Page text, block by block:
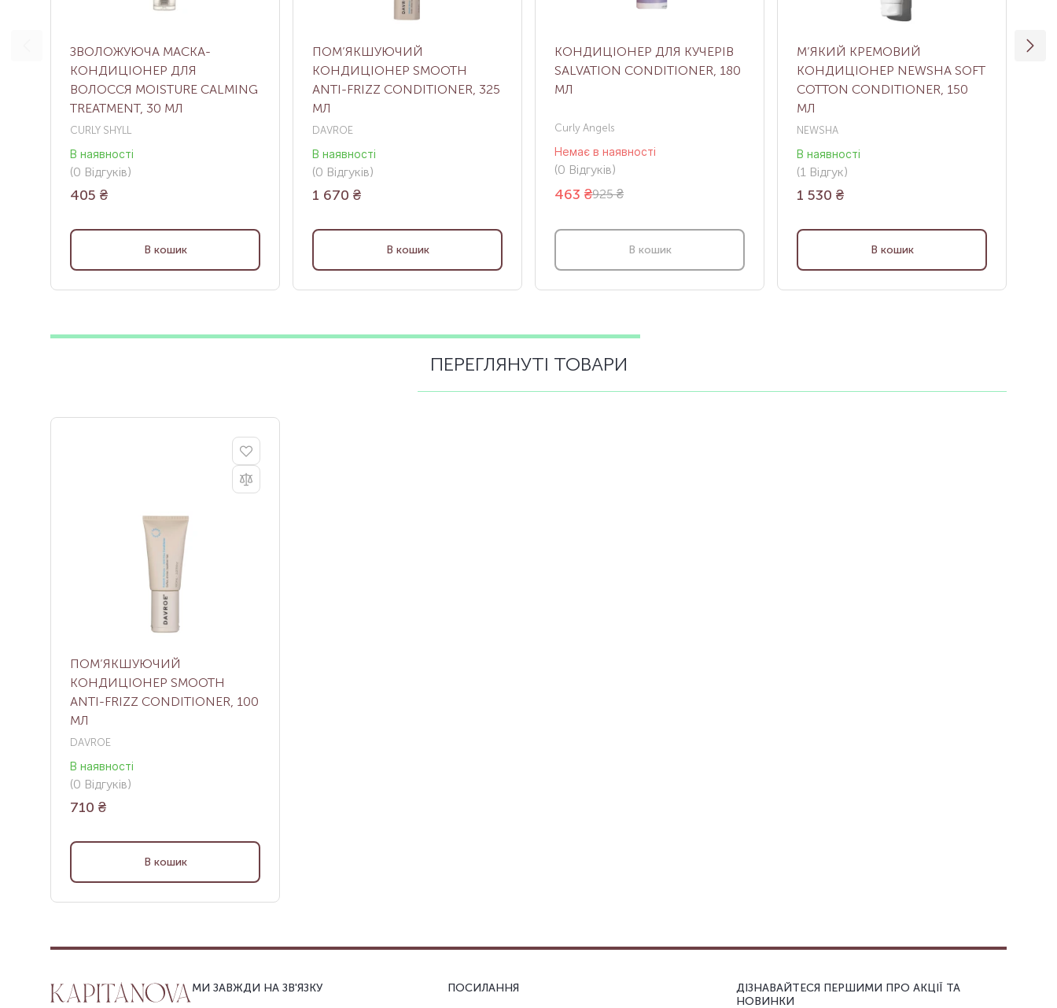
ЗВОЛОЖУЮЧА МАСКА-
КОНДИЦІОНЕР ДЛЯ
ВОЛОССЯ MOISTURE CALMING
TREATMENT, 30 МЛ
CURLY SHYLL
В наявності
(0 Відгуків)
405 ₴
В кошик
ПОМ’ЯКШУЮЧИЙ
КОНДИЦІОНЕР SMOOTH
ANTI-FRIZZ CONDITIONER, 325
МЛ
DAVROE
В наявності
(0 Відгуків)
1 670 ₴
В кошик
КОНДИЦІОНЕР ДЛЯ КУЧЕРІВ
SALVATION CONDITIONER, 180
МЛ
Curly Angels
Немає в наявності
(0 Відгуків)
925 ₴
463 ₴
В кошик
М’ЯКИЙ КРЕМОВИЙ
КОНДИЦІОНЕР NEWSHA SOFT
COTTON CONDITIONER, 150
МЛ
NEWSHA
В наявності
(1 Відгук)
1 530 ₴
В кошик
ПЕРЕГЛЯНУТІ ТОВАРИ
ПОМ’ЯКШУЮЧИЙ
КОНДИЦІОНЕР SMOOTH
ANTI-FRIZZ CONDITIONER, 100
МЛ
DAVROE
В наявності
(0 Відгуків)
710 ₴
В кошик
МИ ЗАВЖДИ НА ЗВ'ЯЗКУ
ПОСИЛАННЯ
ДІЗНАВАЙТЕСЯ ПЕРШИМИ ПРО АКЦІЇ ТА
НОВИНКИ